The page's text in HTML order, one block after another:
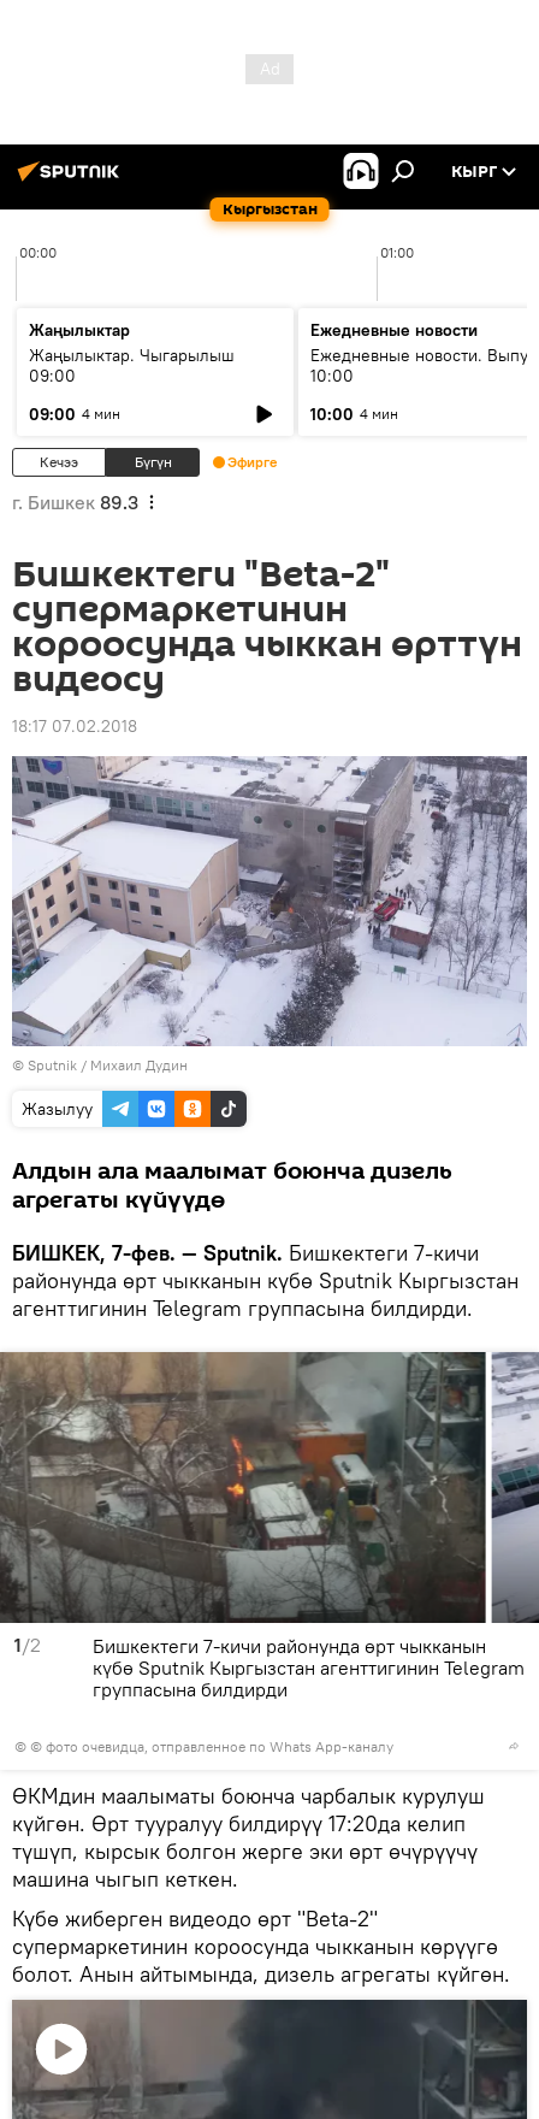
Кыргызстан
КЫРГ
00:00 01:00
Жаңылыктар
Жаңылыктар. Чыгарылыш
09:00
09:00 4 мин
Ежедневные новости
Ежедневные новости.
10:00
10:00 4 мин
Кечээ Бүгүн Эфирге
г. Бишкек 89.3
Бишкектеги "Beta-2"
супермаркетинин
короосунда чыккан өрттүн
видеосу
18:17 07.02.2018
© Sputnik / Михаил Дудин
Жазылуу
Алдын ала маалымат боюнча дизель
агрегаты күйүүдө
БИШКЕК, 7-фев. — Sputnik. Бишкектеги 7-кичи
районунда өрт чыкканын күбө Sputnik Кыргызстан
агенттигинин Telegram группасына билдирди.
1/2
© © фото очевидца, отправленное по Whats App-каналу
Бишкектеги 7-кичи районунда өрт чыкканын
күбө Sputnik Кыргызстан агенттигинин Telegram
группасына билдирди
ӨКМдин маалыматы боюнча чарбалык курулуш
күйгөн. Өрт тууралуу билдирүү 17:20да келип
түшүп, кырсык болгон жерге эки өрт өчүрүүчү
машина чыгып кеткен.
Күбө жиберген видеодо өрт "Beta-2"
супермаркетинин короосунда чыкканын көрүүгө
болот. Анын айтымында, дизель агрегаты күйгөн.
Видеону
көрсөтүү